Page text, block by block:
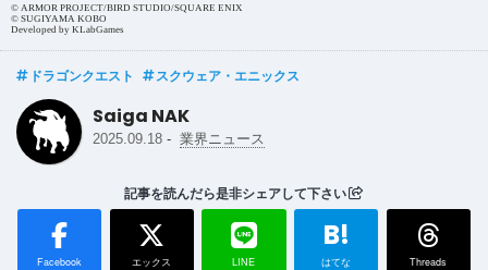
© ARMOR PROJECT/BIRD STUDIO/SQUARE ENIX
© SUGIYAMA KOBO
Developed by KLabGames
ドラゴンクエスト スクウェア・エニックス
Saiga NAK
2025.09.18 - 業界ニュース
記事を読んだら是非シェアして下さい
Facebook エックス LINE
B!
はてな Threads